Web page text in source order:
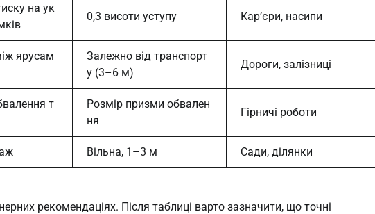
на ук
0,3 висоти уступу Кар’єри, насипи
ярусам
Залежно від транспорт
у (3–6 м)
Дороги, залізниці
т
Розмір призми обвален
ня
Гірничі роботи
Вільна, 1–3 м Сади, ділянки
рекомендаціях. Після таблиці варто зазначити, що точні